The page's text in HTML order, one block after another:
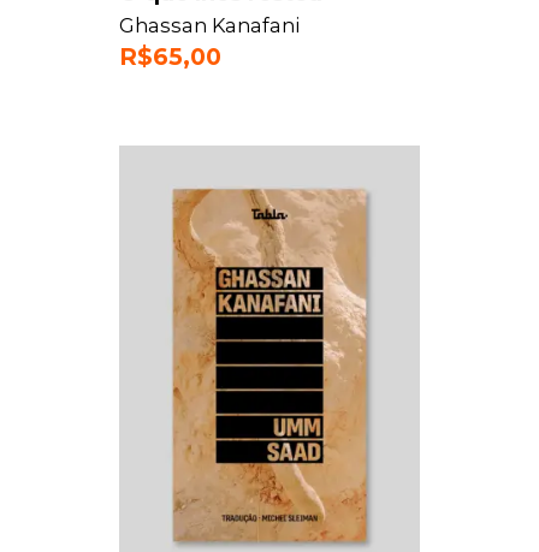
Ghassan Kanafani
R$65,00